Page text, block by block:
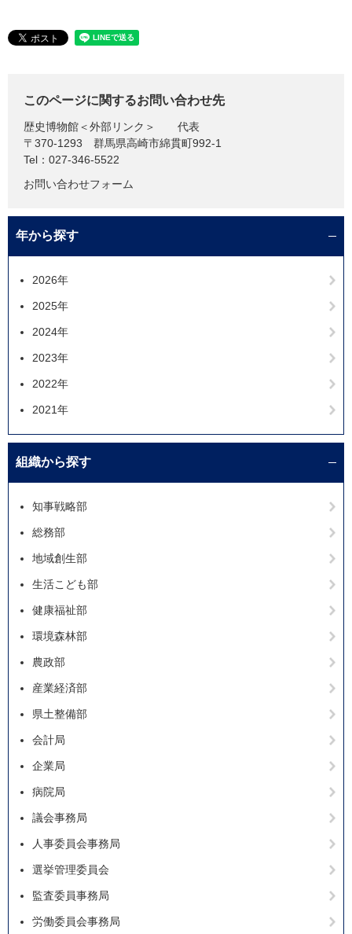
このページに関するお問い合わせ先
歴史博物館＜外部リンク＞
代表
〒370-1293
群馬県高崎市綿貫町992-1
Tel：027-346-5522
お問い合わせフォーム
年から探す
2026年
2025年
2024年
2023年
2022年
2021年
組織から探す
知事戦略部
総務部
地域創生部
生活こども部
健康福祉部
環境森林部
農政部
産業経済部
県土整備部
会計局
企業局
病院局
議会事務局
人事委員会事務局
選挙管理委員会
監査委員事務局
労働委員会事務局